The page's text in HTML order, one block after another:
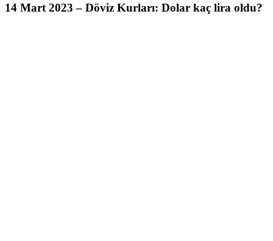
14 Mart 2023 – Döviz Kurları: Dolar kaç lira oldu?